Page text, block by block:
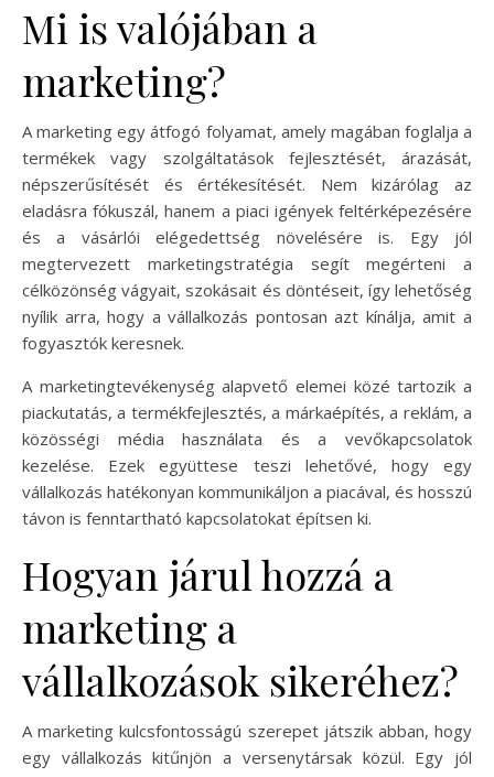
Mi is valójában a
marketing?
A marketing egy átfogó folyamat, amely magában foglalja a
termékek vagy szolgáltatások fejlesztését, árazását,
népszerűsítését és értékesítését. Nem kizárólag az
eladásra fókuszál, hanem a piaci igények feltérképezésére
és a vásárlói elégedettség növelésére is. Egy jól
megtervezett marketingstratégia segít megérteni a
célközönség vágyait, szokásait és döntéseit, így lehetőség
nyílik arra, hogy a vállalkozás pontosan azt kínálja, amit a
fogyasztók keresnek.
A marketingtevékenység alapvető elemei közé tartozik a
piackutatás, a termékfejlesztés, a márkaépítés, a reklám, a
közösségi média használata és a vevőkapcsolatok
kezelése. Ezek együttese teszi lehetővé, hogy egy
vállalkozás hatékonyan kommunikáljon a piacával, és hosszú
távon is fenntartható kapcsolatokat építsen ki.
Hogyan járul hozzá a
marketing a
vállalkozások sikeréhez?
A marketing kulcsfontosságú szerepet játszik abban, hogy
egy vállalkozás kitűnjön a versenytársak közül. Egy jól